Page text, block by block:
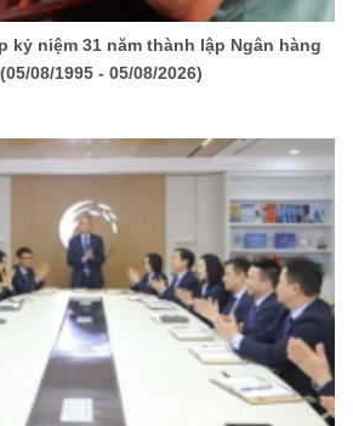
kỷ niệm 31 năm thành lập Ngân hàng
08/1995 - 05/08/2026)